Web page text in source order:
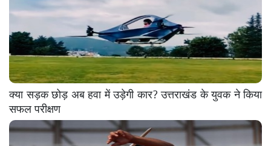
क्या सड़क छोड़ अब हवा में उड़ेगी कार? उत्तराखंड के युवक ने किया
सफल परीक्षण